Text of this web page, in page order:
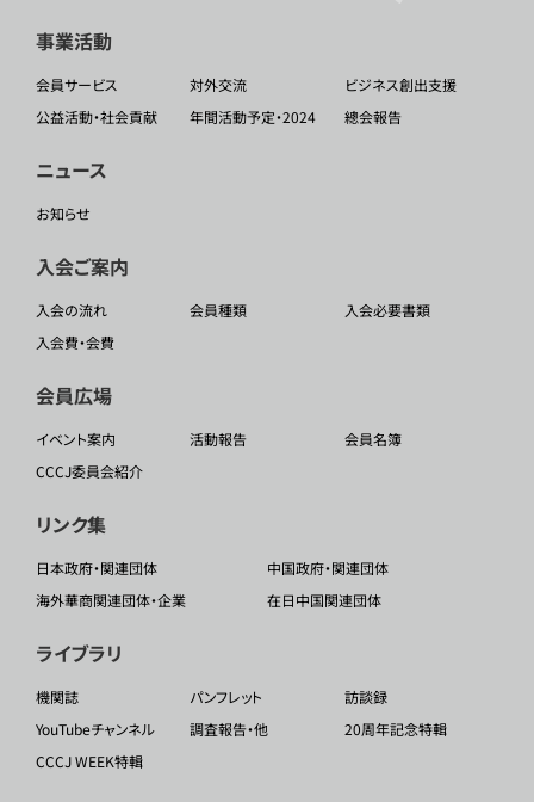
事業活動
会員サービス 対外交流
ビジネス創出支援
公益活動・社会貢献
年間活動予定・2024 總会報告
ニュース
お知らせ
入会ご案内
入会の流れ 会員種類
入会必要書類
入会費・会費
会員広場
イベント案内 活動報告
会員名簿
CCCJ委員会紹介
リンク集
日本政府・関連団体
中国政府・関連団体
海外華商関連団体・企業
在日中国関連団体
ライブラリ
機関誌 パンフレット
訪談録
YouTubeチャンネル
調査報告・他
20周年記念特輯
CCCJ WEEK特輯